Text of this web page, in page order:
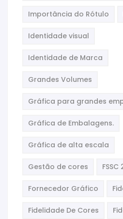
Importância do Rótulo
Identidade visual
Identidade de Marca
Grandes Volumes
Gráfica para grandes
Gráfica de Embalagens.
Gráfica de alta escala
Gestão de cores FSSC
Fornecedor Gráfico
Fidelidade De Cores